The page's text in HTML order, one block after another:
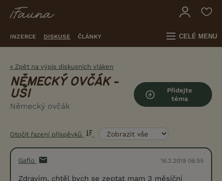
INZERCE DISKUSE ČLÁNKY CELÉ MENU
« Zpět na výpis diskusních vláken
NĚMECKÝ OVČÁK -
UŠI
Německý ovčák
Přidejte
téma
Otočit řazení příspěvků
Gaflo 16.2.2019 06:55
Zdravím, chtěl bych se zeptat mam 3 měsíční